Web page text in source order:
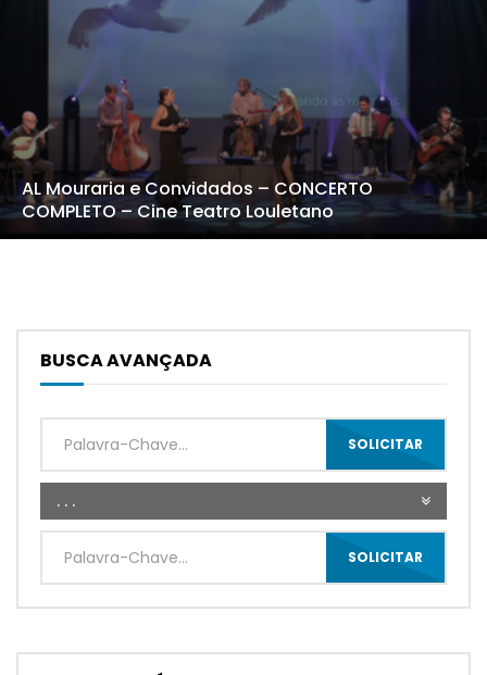
AL Mouraria e Convidados – CONCERTO
COMPLETO – Cine Teatro Louletano
BUSCA AVANÇADA
SOLICITAR
. . .
SOLICITAR